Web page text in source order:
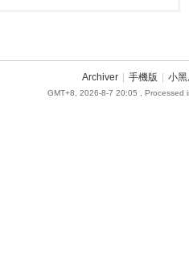
Archiver 手機版 小黑
GMT+8, 2026-8-7 20:05 , Processed